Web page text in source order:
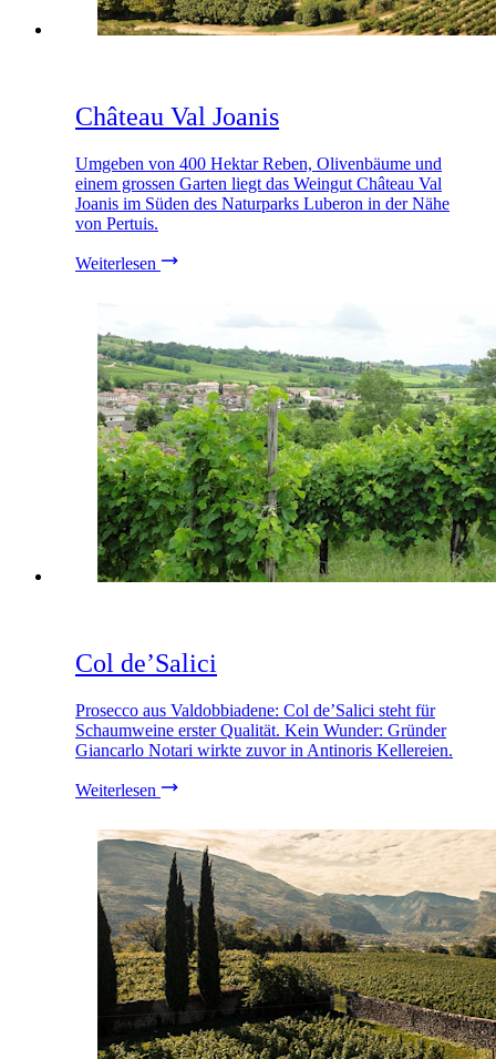
Château Val Joanis
Umgeben von 400 Hektar Reben, Olivenbäume und
einem grossen Garten liegt das Weingut Château Val
Joanis im Süden des Naturparks Luberon in der Nähe
von Pertuis.
Weiterlesen
Col de’Salici
Prosecco aus Valdobbiadene: Col de’Salici steht für
Schaumweine erster Qualität. Kein Wunder: Gründer
Giancarlo Notari wirkte zuvor in Antinoris Kellereien.
Weiterlesen